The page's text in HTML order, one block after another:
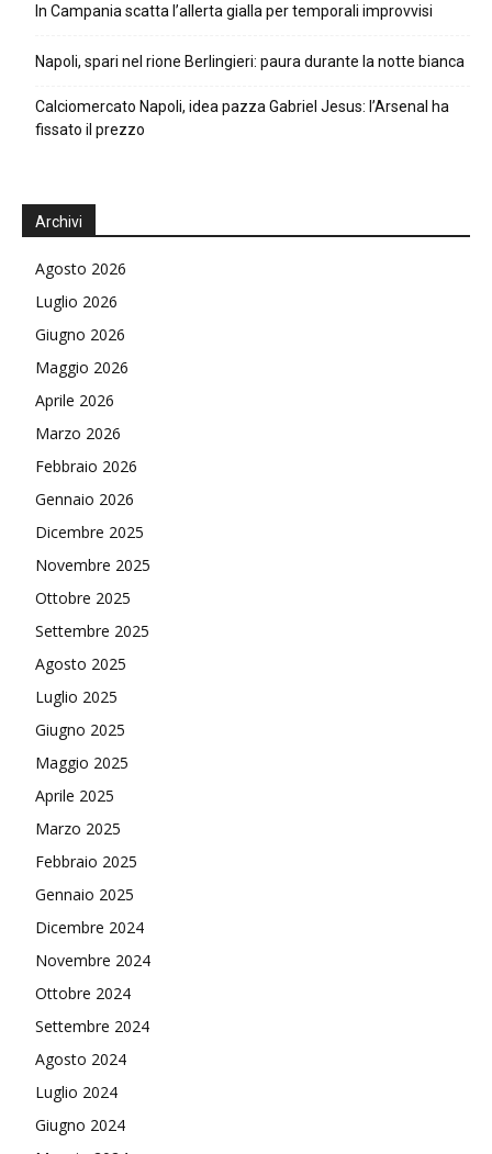
In Campania scatta l’allerta gialla per temporali improvvisi
Napoli, spari nel rione Berlingieri: paura durante la notte bianca
Calciomercato Napoli, idea pazza Gabriel Jesus: l’Arsenal ha
fissato il prezzo
Archivi
Agosto 2026
Luglio 2026
Giugno 2026
Maggio 2026
Aprile 2026
Marzo 2026
Febbraio 2026
Gennaio 2026
Dicembre 2025
Novembre 2025
Ottobre 2025
Settembre 2025
Agosto 2025
Luglio 2025
Giugno 2025
Maggio 2025
Aprile 2025
Marzo 2025
Febbraio 2025
Gennaio 2025
Dicembre 2024
Novembre 2024
Ottobre 2024
Settembre 2024
Agosto 2024
Luglio 2024
Giugno 2024